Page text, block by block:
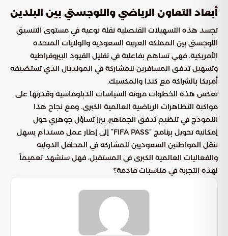
أبعاد التعاون الرياضي واللوجستي بين البلدين
تجسد هذه التسهيلات القنصلية نقلة نوعية في مستوى التنسيق
اللوجستي بين المملكة العربية السعودية والولايات المتحدة
الأمريكية. فهي تساهم بفاعلية في تقليل القيود البيروقراطية
وتسهيل تدفق المسافرين للمشاركة في المونديال الذي تستضيفه
أمريكا بالشراكة مع كندا والمكسيك.
تعكس هذه الخطوات مرونة السياسات الدبلوماسية وقدرتها على
مواكبة التظاهرات الرياضية العالمية الكبرى. ومع نجاح هذا
النموذج في تنظيم تدفق الجماهير، يبرز تساؤل جوهري حول
إمكانية تحويل برنامج “FIFA PASS” إلى إطار عمل مستدام يسهل
تنقل المواطنين السعوديين للمشاركة في المحافل الدولية
والفعاليات العالمية الكبرى في المستقبل، فهل سنشهد تعميماً
لهذه التجربة في مناسبات قادمة؟